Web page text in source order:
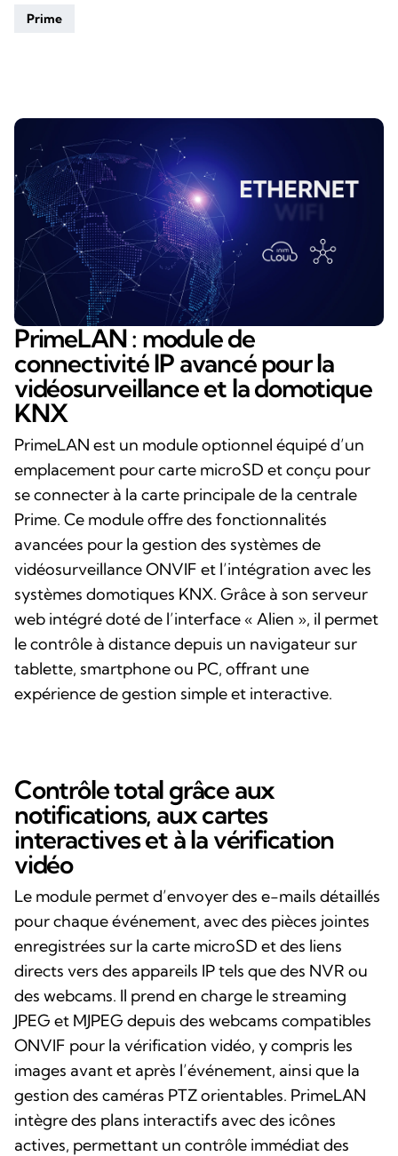
Prime
PrimeLAN : module de
connectivité IP avancé pour la
vidéosurveillance et la domotique
KNX
PrimeLAN est un module optionnel équipé d’un
emplacement pour carte microSD et conçu pour
se connecter à la carte principale de la centrale
Prime. Ce module offre des fonctionnalités
avancées pour la gestion des systèmes de
vidéosurveillance ONVIF et l’intégration avec les
systèmes domotiques KNX. Grâce à son serveur
web intégré doté de l’interface « Alien », il permet
le contrôle à distance depuis un navigateur sur
tablette, smartphone ou PC, offrant une
expérience de gestion simple et interactive.
Contrôle total grâce aux
notifications, aux cartes
interactives et à la vérification
vidéo
Le module permet d’envoyer des e-mails détaillés
pour chaque événement, avec des pièces jointes
enregistrées sur la carte microSD et des liens
directs vers des appareils IP tels que des NVR ou
des webcams. Il prend en charge le streaming
JPEG et MJPEG depuis des webcams compatibles
ONVIF pour la vérification vidéo, y compris les
images avant et après l’événement, ainsi que la
gestion des caméras PTZ orientables. PrimeLAN
intègre des plans interactifs avec des icônes
actives, permettant un contrôle immédiat des